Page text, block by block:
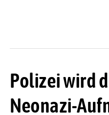
Polizei wird
Neonazi-